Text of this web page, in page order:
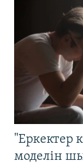
"Еркектер
моделін